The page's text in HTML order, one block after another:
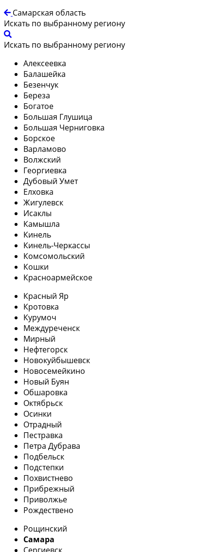
Самарская область
Искать по выбранному региону
Искать по выбранному региону
Алексеевка
Балашейка
Безенчук
Береза
Богатое
Большая Глушица
Большая Черниговка
Борское
Варламово
Волжский
Георгиевка
Дубовый Умет
Елховка
Жигулевск
Исаклы
Камышла
Кинель
Кинель-Черкассы
Комсомольский
Кошки
Красноармейское
Красный Яр
Кротовка
Курумоч
Междуреченск
Мирный
Нефтегорск
Новокуйбышевск
Новосемейкино
Новый Буян
Обшаровка
Октябрьск
Осинки
Отрадный
Пестравка
Петра Дубрава
Подбельск
Подстепки
Похвистнево
Прибрежный
Приволжье
Рождествено
Рощинский
Самара